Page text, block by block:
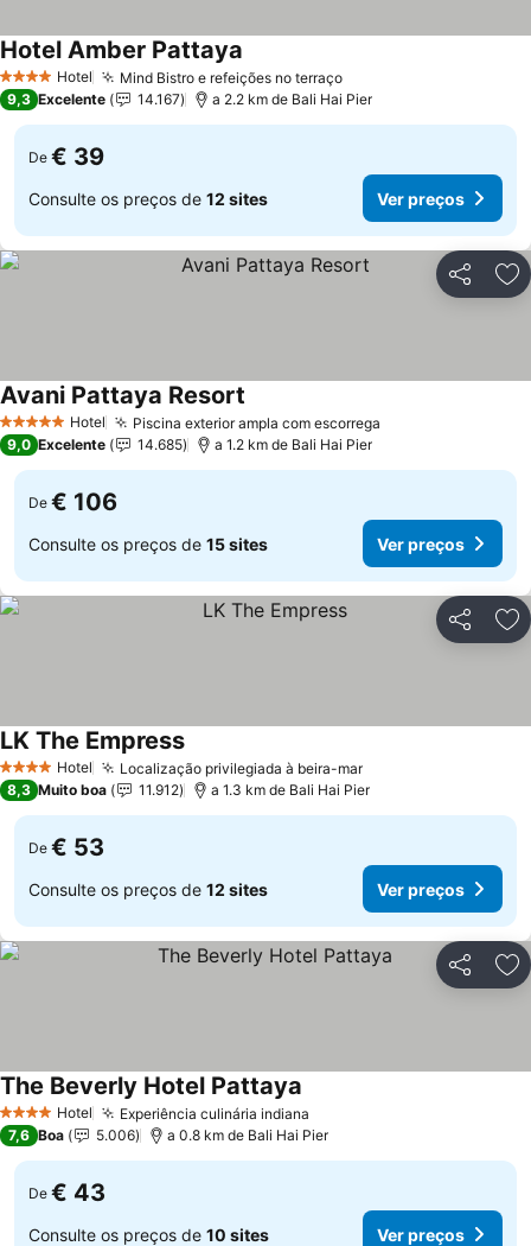
4 EstrelasHotel Mind Bistro e refeições no terraço
Hotel Amber Pattaya
9,3 Excelente 14.167 a 2.2 km de Bali Hai Pier
De € 39
Consulte os preços de 12 sites Ver preços
Partilhar
5 Estrelas Hotel Piscina exterior ampla com escorrega
Avani Pattaya Resort
9,0 Excelente 14.685 a 1.2 km de Bali Hai Pier
De € 106
Consulte os preços de 15 sites Ver preços
Partilhar
4 EstrelasHotel Localização privilegiada à beira-mar
LK The Empress
8,3 Muito boa 11.912 a 1.3 km de Bali Hai Pier
De € 53
Consulte os preços de 12 sites Ver preços
Partilhar
4 EstrelasHotel Experiência culinária indiana
The Beverly Hotel Pattaya
7,6 Boa 5.006 a 0.8 km de Bali Hai Pier
De € 43
Consulte os preços de 10 sites Ver preços